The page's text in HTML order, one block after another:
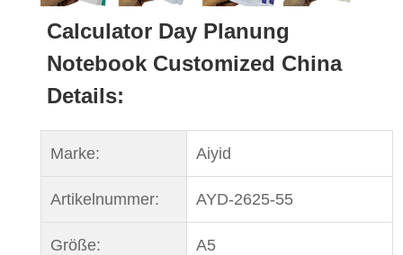
Calculator Day Planung
Notebook Customized China
Details:
Marke: Aiyid
Artikelnummer: AYD-2625-55
Größe: A5